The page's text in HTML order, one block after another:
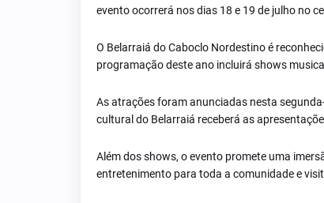
evento ocorrerá nos dias 18 e 19 de julho no
O Belarraiá do Caboclo Nordestino é
programação deste ano incluirá shows
As atrações foram anunciadas nesta
cultural do Belarraiá receberá as
Além dos shows, o evento promete uma
entretenimento para toda a comunidade e